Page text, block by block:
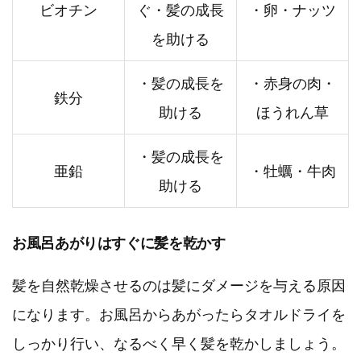
ビオチン
ぐ・髪の成長
を助ける
・卵・ナッツ
鉄分
・髪の成長を
助ける
・赤身の肉・
ほうれん草
亜鉛
・髪の成長を
助ける
・牡蠣・牛肉
お風呂あがりはすぐに髪を乾かす
髪を自然乾燥させるのは髪にダメージを与える原因
になります。お風呂からあがったらタオルドライを
しっかり行い、なるべく早く髪を乾かしましょう。